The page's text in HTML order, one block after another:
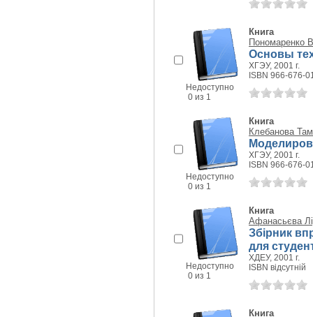
Недоступно
0 из 1
Книга
Пономаренко
Основы
ХГЭУ, 2001 г.
ISBN 966-676-
Недоступно
0 из 1
Книга
Клебанова
ХГЭУ, 2001 г.
ISBN 966-676-
Недоступно
0 из 1
Книга
Афанасьєва
Збірник
для
ХДЕУ, 2001 г.
ISBN відсутній
Книга